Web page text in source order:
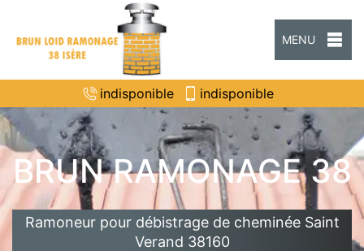
MENU
indisponible indisponible
BRUN RAMONAGE 38
Ramoneur pour débistrage de cheminée Saint
Verand 38160